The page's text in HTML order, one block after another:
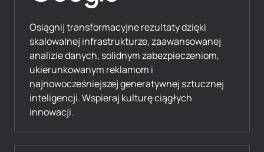
Osiągnij transformacyjne rezultaty dzięki
skalowalnej infrastrukturze, zaawansowanej
analizie danych, solidnym zabezpieczeniom,
ukierunkowanym reklamom i
najnowocześniejszej generatywnej sztucznej
inteligencji. Wspieraj kulturę ciągłych
innowacji.